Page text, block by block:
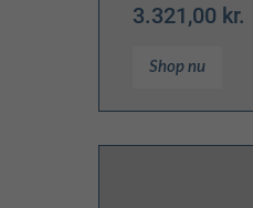
3.321,00 kr.
Shop nu